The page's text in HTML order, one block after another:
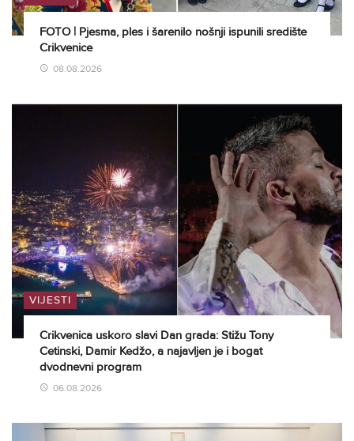
FOTO | Pjesma, ples i šarenilo nošnji ispunili središte
Crikvenice
08.08.2026
VIJESTI
Crikvenica uskoro slavi Dan grada: Stižu Tony
Cetinski, Damir Kedžo, a najavljen je i bogat
dvodnevni program
06.08.2026